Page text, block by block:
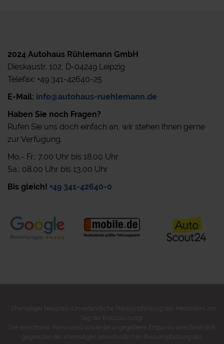
2024 Autohaus Rühlemann GmbH
Dieskaustr. 102, D-04249 Leipzig
Telefax: +49 341-42640-25
E-Mail: info@autohaus-ruehlemann.de
Haben Sie noch Fragen?
Rufen Sie uns doch einfach an, wir stehen Ihnen gerne
zur Verfügung.
Mo.- Fr.: 7.00 Uhr bis 18.00 Uhr
Sa.: 08.00 Uhr bis 13.00 Uhr
Bis gleich! +49 341-42640-0
Ehemaliger Neupreis (Unverbindliche Preisempfehlung des Herstellers am
Tag der Erstzulassung).
Der errechnete Preisvorteil sowie die angegebene Ersparnis errechnet sich
gegenüber der ehemaligen unverbindlichen Preisempfehlung des